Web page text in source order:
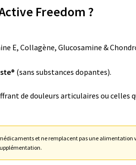
Freedom ?
E, Collagène, Glucosamine &
(sans substances dopantes).
de douleurs articulaires ou celles
et ne remplacent pas une alimentation